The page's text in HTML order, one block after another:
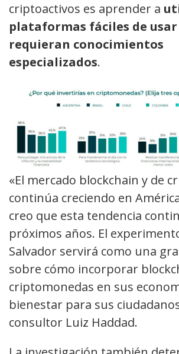
criptoactivos es aprender a
plataformas fáciles de usar
requieran conocimientos
especializados.
«El mercado blockchain y de
continúa creciendo en
creo que esta tendencia
próximos años. El
Salvador servirá como una
sobre cómo incorporar
criptomonedas en sus
bienestar para sus
consultor Luiz Haddad.